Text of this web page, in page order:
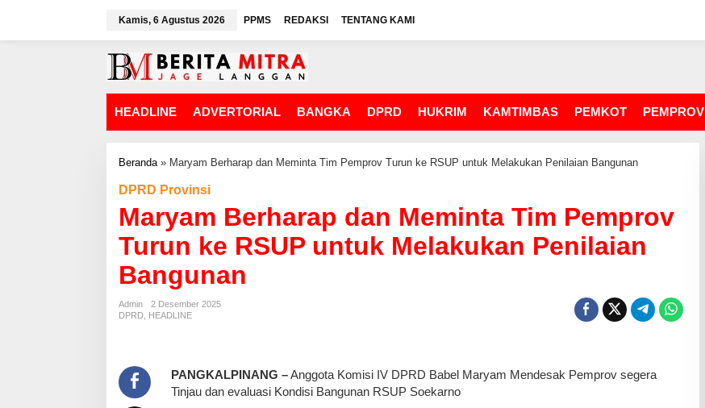
w
Kamis, 6 Agustus 2026 PPMS REDAKSI TENTANG KAMI
HEADLINE ADVERTORIAL BANGKA DPRD HUKRIM KAMTIMBAS PEMKOT PEMPROV
Beranda» Maryam Berharap dan Meminta Tim Pemprov Turun ke RSUP untuk Melakukan Penilaian Bangunan
DPRD Provinsi
Maryam Berharap dan Meminta Tim Pemprov
Turun ke RSUP untuk Melakukan Penilaian
Bangunan
Admin
2 Desember 2025
DPRD HEADLINE
PANGKALPINANG –Anggota Komisi IV DPRD Babel Maryam Mendesak Pemprov segera
Tinjau dan evaluasi Kondisi Bangunan RSUP Soekarno